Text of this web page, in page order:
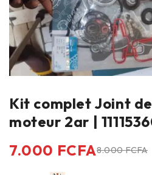
Kit complet Joint
moteur 2ar |
8.000FCFA
7.000 FCFA